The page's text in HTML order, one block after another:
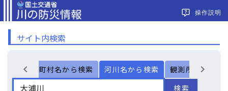
操作説明
サイト内検索
chevron_left 市町村名から検索 河川名から検索 観測所名から検
chevron_right
検索